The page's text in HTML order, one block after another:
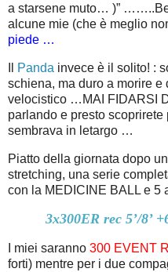
a starsene muto… )”
alcune mie (che è meglio
piede …
Panda invece è il solito! :
schiena, ma duro a morire
velocistico …MAI FIDARSI
parlando e presto
sembrava in letargo …
Piatto della giornata dopo
stretching, una serie
con la MEDICINE BALL e 5
3x300ER rec 5’/8’
I miei saranno 300 EVENT
forti) mentre per i due